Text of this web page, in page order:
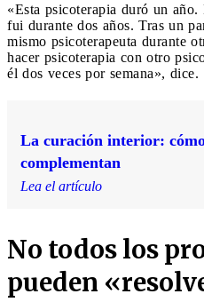
«Esta psicoterapia duró un
fui durante dos años. Tras un
mismo psicoterapeuta durante
hacer psicoterapia con otro
él dos veces por semana», dice.
La curación interior:
complementan
Lea el artículo
No todos los
pueden